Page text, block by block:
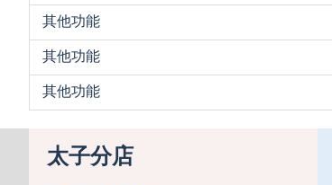
其他功能
其他功能
其他功能
太子分店